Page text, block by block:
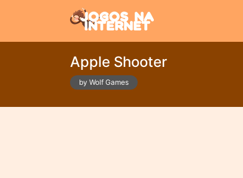
Apple Shooter
by Wolf Games